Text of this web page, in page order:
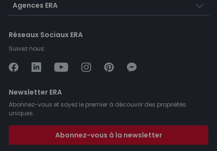
Agences ERA
Réseaux Sociaux ERA
Suivez nous:
Newsletter ERA
Abonnez-vous et soyez le premier à découvrir des propriétés
uniques.
Abonnez-vous à la newsletter